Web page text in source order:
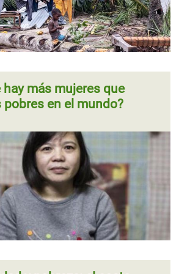
entre el “suelo y el
desigualdad en
Página
anterior
‹‹ Página 7Siguiente
página
››
y el cielo
hay más mujeres que
pobres en el mundo?